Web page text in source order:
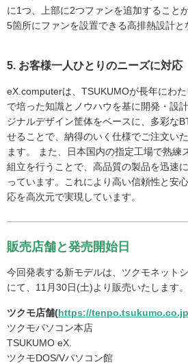
に1つ、上部に2つファンを追加すること
5箇所にファンを設置できる高排熱設計と
5. お客様一人ひとりのニーズに対応
eX.computerは、TSUKUMOが長年にわ
で培った知識とノウハウを基に開発・設
ジナルデザイン筐体をベースに、多彩な
せることで、納得のいく仕様でご注文い
ます。 また、日本国内の指定工場で熟練
組立を行うことで、高品質の製品を迅速
っています。これにより高い信頼性と安
応を高次元で実現しています。
販売店舗と発売開始日
今回発表する新モデルは、ツクモネット
にて、11月30日(土)より販売いたします。
ツクモ店舗(https://
ツクモパソコン本店
TSUKUMO eX.
ツクモDOS/Vパソコン館